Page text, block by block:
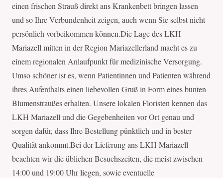
einen frischen Strauß direkt ans Krankenbett bringen lassen
und so Ihre Verbundenheit zeigen, auch wenn Sie selbst nicht
persönlich vorbeikommen können.Die Lage des LKH
Mariazell mitten in der Region Mariazellerland macht es zu
einem regionalen Anlaufpunkt für medizinische Versorgung.
Umso schöner ist es, wenn Patientinnen und Patienten während
ihres Aufenthalts einen liebevollen Gruß in Form eines bunten
Blumenstraußes erhalten. Unsere lokalen Floristen kennen das
LKH Mariazell und die Gegebenheiten vor Ort genau und
sorgen dafür, dass Ihre Bestellung pünktlich und in bester
Qualität ankommt.Bei der Lieferung ans LKH Mariazell
beachten wir die üblichen Besuchszeiten, die meist zwischen
14:00 und 19:00 Uhr liegen, sowie eventuelle